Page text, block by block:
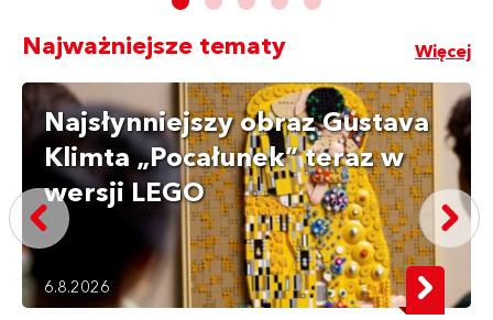
Najważniejsze tematy Więcej
Najsłynniejszy obraz Gustava
Klimta „Pocałunek” teraz w
wersji LEGO
6.8.2026